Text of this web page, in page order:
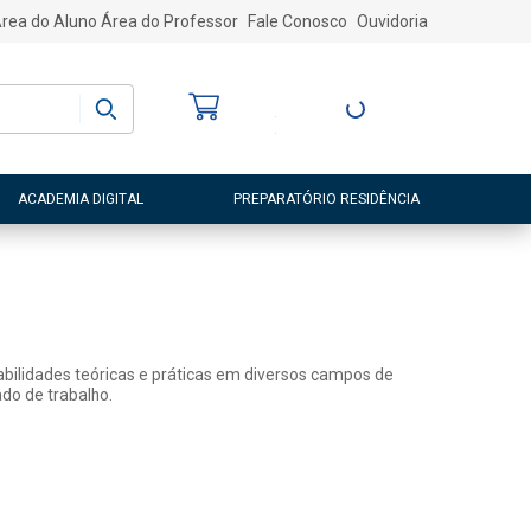
do Aluno Área do Professor Fale Conosco Ouvidoria
Entre ou Cadastre-
ACADEMIA DIGITAL PREPARATÓRIO RESIDÊNCIA
teóricas e práticas em diversos campos de
de trabalho.